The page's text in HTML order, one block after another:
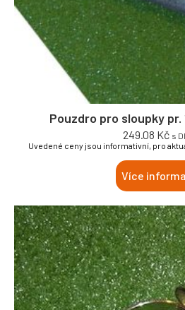
Pouzdro pro sloupky pr.
249.08 Kč s
Uvedené ceny jsou informativní, pro
Více